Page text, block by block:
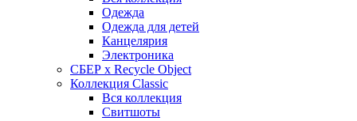
Одежда
Одежда для детей
Канцелярия
Электроника
СБЕР x Recycle Object
Коллекция Classic
Вся коллекция
Свитшоты